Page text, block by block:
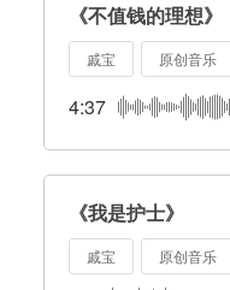
《不值钱的理想》
戚宝 原创音乐
4:37
《我是护士》
戚宝 原创音乐